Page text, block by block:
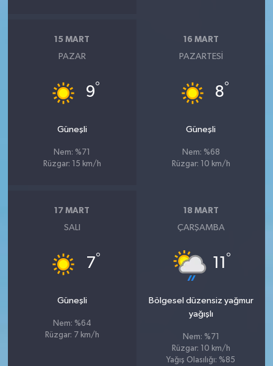
15 MART
PAZAR
9°
Güneşli
Nem: %71
Rüzgar: 15 km/h
16 MART
PAZARTESI
8°
Güneşli
Nem: %68
Rüzgar: 10 km/h
17 MART
SALI
7°
Güneşli
Nem: %64
Rüzgar: 7 km/h
18 MART
ÇARŞAMBA
11 °
Bölgesel düzensiz yağmur
yağışlı
Nem: %71
Rüzgar: 10 km/h
Yağış Olasılığı: %85